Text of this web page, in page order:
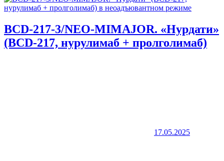
BCD-217-3/NEO-MIMAJOR. «Нурдати»
(BCD-217, нурулимаб + пролголимаб)
17.05.2025